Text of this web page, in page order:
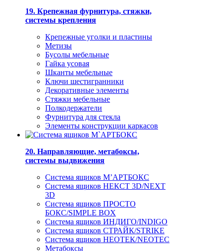
19. Крепежная фурнитура, стяжки,
системы крепления
Крепежные уголки и пластины
Метизы
Бусолы мебельные
Гайка усовая
Шканты мебельные
Ключи шестигранники
Декоративные элементы
Стяжки мебельные
Полкодержатели
Фурнитура для стекла
Элементы конструкции каркасов
20. Направляющие, метабоксы,
системы выдвижения
Система ящиков М’АРТБОКС
Система ящиков НЕКСТ 3D/NEXT
3D
Система ящиков ПРОСТО
БОКС/SIMPLE BOX
Система ящиков ИНДИГО/INDIGO
Система ящиков СТРАЙК/STRIKE
Система ящиков НЕОТЕК/NEOTEC
Метабоксы